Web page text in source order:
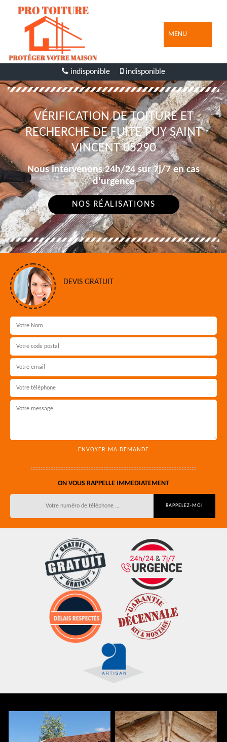
MENU
indisponible indisponible
VÉRIFICATION DE TOITURE ET
RECHERCHE DE FUITE PUY SAINT
VINCENT 05290
Nous intervenons 24h/24 sur 7j/7 en cas
d'urgence
NOS RÉALISATIONS
DEVIS GRATUIT
ON VOUS RAPPELLE IMMEDIATEMENT